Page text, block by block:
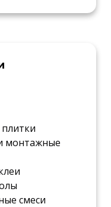
монтажные
смеси